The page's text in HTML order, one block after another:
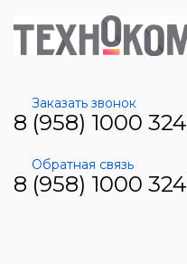
Заказать звонок
8 (958) 1000 324
Обратная связь
8 (958) 1000 324